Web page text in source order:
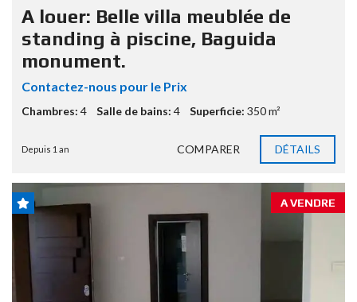
A louer: Belle villa meublée de
standing à piscine, Baguida
monument.
Contactez-nous pour le Prix
Chambres: 4 Salle de bains: 4 Superficie: 350 m²
Depuis 1 an COMPARER DÉTAILS
A VENDRE